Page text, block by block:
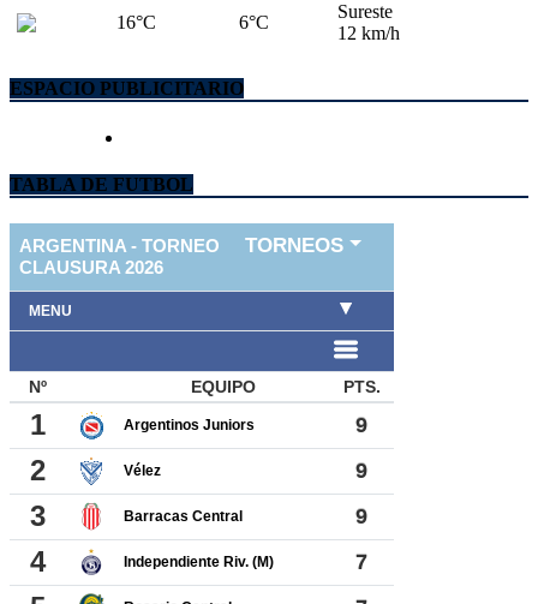
16°C 6°C
Sureste
12 km/h
ESPACIO PUBLICITARIO
TABLA DE FUTBOL